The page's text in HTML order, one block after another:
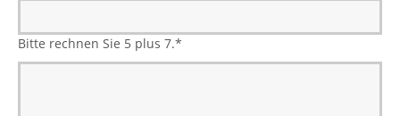
Bitte rechnen Sie 5 plus 7.*